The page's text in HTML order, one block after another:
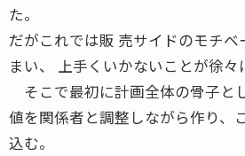
た。
だがこれでは販 売サイドのモチベ
まい、 上手くいかないことが徐々
そこで最初に計画全体の骨子と
値を関係者と調整しながら作り、
込む。